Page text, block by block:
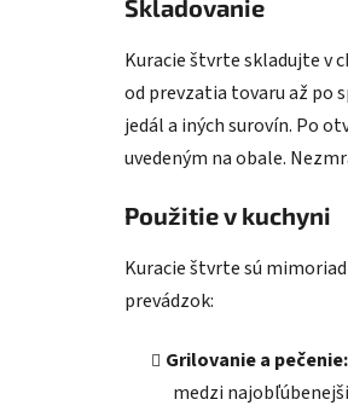
Skladovanie
Kuracie štvrte skladujte v
od prevzatia tovaru až po
jedál a iných surovín. Po
uvedeným na obale.
Použitie v kuchyni
Kuracie štvrte sú
prevádzok:
Grilovanie a pečenie:
medzi